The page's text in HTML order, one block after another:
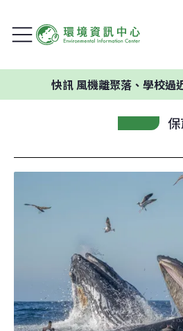
風機離聚落、學校過近 彰化